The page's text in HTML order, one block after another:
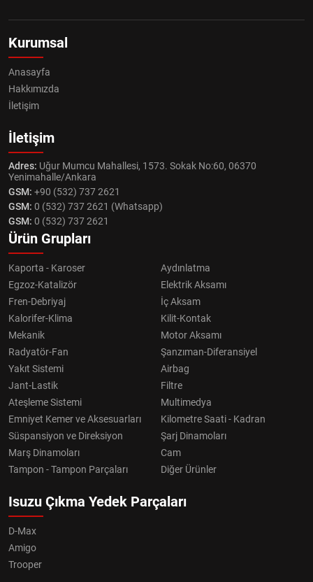
Kurumsal
Anasayfa
Hakkımızda
İletişim
İletişim
Adres: Uğur Mumcu Mahallesi, 1573. Sokak No:60, 06370
Yenimahalle/Ankara
GSM: +90 (532) 737 2621
GSM: 0 (532) 737 2621 (Whatsapp)
GSM: 0 (532) 737 2621
Ürün Grupları
Kaporta - Karoser
Aydınlatma
Egzoz-Katalizör
Elektrik Aksamı
Fren-Debriyaj
İç Aksam
Kalorifer-Klima
Kilit-Kontak
Mekanik
Motor Aksamı
Radyatör-Fan
Şanzıman-Diferansiyel
Yakıt Sistemi
Airbag
Jant-Lastik
Filtre
Ateşleme Sistemi
Multimedya
Emniyet Kemer ve Aksesuarları
Kilometre Saati - Kadran
Süspansiyon ve Direksiyon
Şarj Dinamoları
Marş Dinamoları
Cam
Tampon - Tampon Parçaları
Diğer Ürünler
Isuzu Çıkma Yedek Parçaları
D-Max
Amigo
Trooper